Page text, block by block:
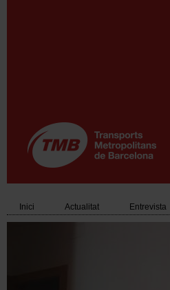
Main
Inici Actualitat Entrevista